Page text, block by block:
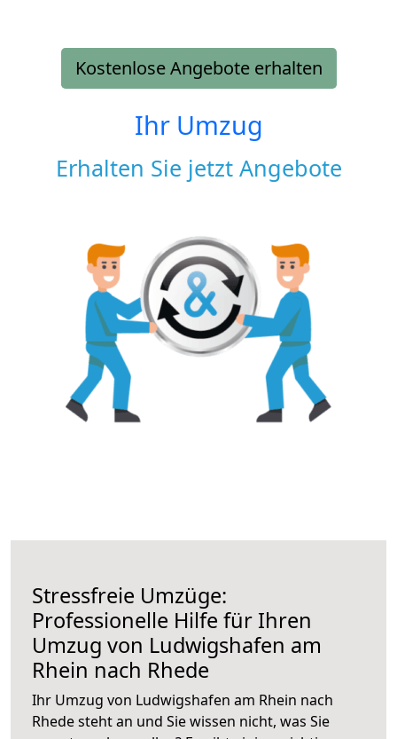
Kostenlose Angebote erhalten
Ihr Umzug
Erhalten Sie jetzt Angebote
Stressfreie Umzüge:
Professionelle Hilfe für Ihren
Umzug von Ludwigshafen am
Rhein nach Rhede
Ihr Umzug von Ludwigshafen am Rhein nach
Rhede steht an und Sie wissen nicht, was Sie